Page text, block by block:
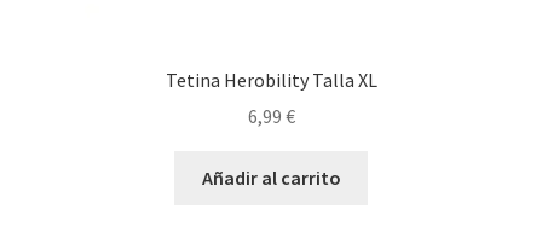
Tetina Herobility Talla XL
6,99 €
Añadir al carrito